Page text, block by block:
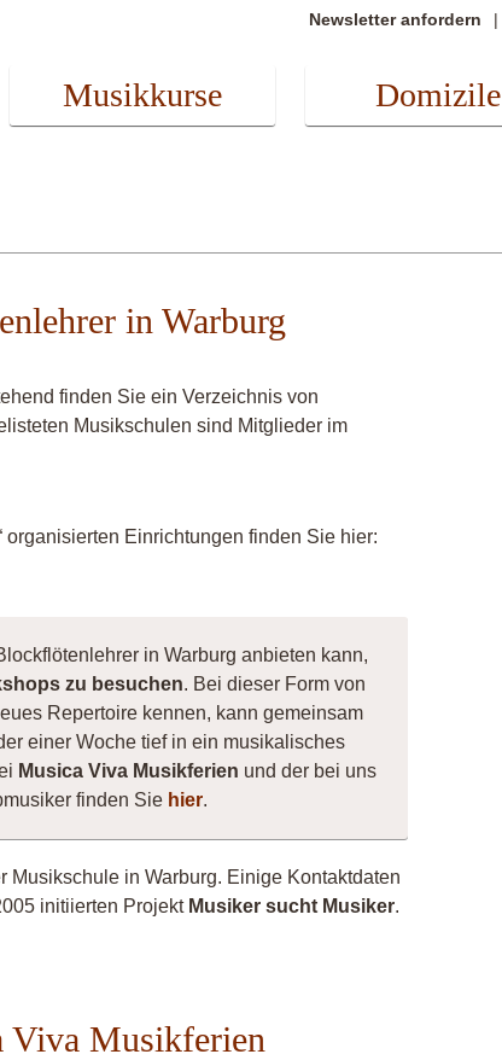
Newsletter anfordern
Musikkurse Domizile
in Warburg
finden Sie ein Verzeichnis von
Musikschulen sind Mitglieder im
organisierten Einrichtungen finden Sie hier:
in Warburg anbieten kann,
zu besuchen. Bei dieser Form von
Repertoire kennen, kann gemeinsam
einer Woche tief in ein musikalisches
Musica Viva Musikferien und der bei uns
finden Sie hier.
in Warburg. Einige Kontaktdaten
initiierten Projekt Musiker sucht Musiker.
Viva Musikferien